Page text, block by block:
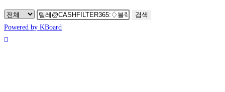
검색
Powered by KBoard